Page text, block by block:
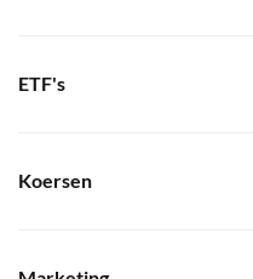
ETF's
Koersen